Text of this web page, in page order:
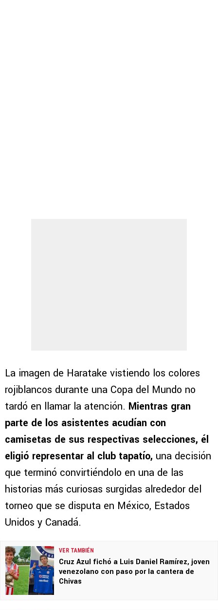
La imagen de Haratake vistiendo los colores
rojiblancos durante una Copa del Mundo no
tardó en llamar la atención. Mientras gran
parte de los asistentes acudían con
camisetas de sus respectivas selecciones, él
eligió representar al club tapatío, una decisión
que terminó convirtiéndolo en una de las
historias más curiosas surgidas alrededor del
torneo que se disputa en México, Estados
Unidos y Canadá.
VER TAMBIÉN
Cruz Azul fichó a Luis Daniel Ramírez, joven
venezolano con paso por la cantera de
Chivas